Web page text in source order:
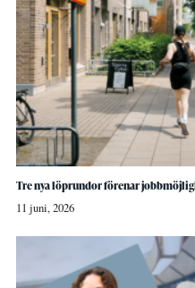
Tre nya löprundor förenar
11 juni, 2026